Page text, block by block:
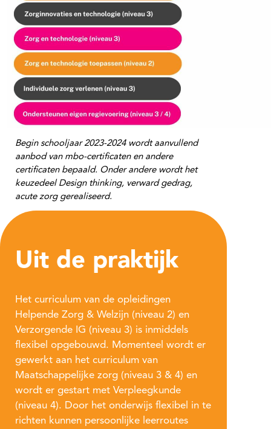
Uit de praktijk
Het curriculum van de opleidingen
Helpende Zorg & Welzijn (niveau 2) en
Verzorgende IG (niveau 3) is inmiddels
flexibel opgebouwd. Momenteel wordt er
gewerkt aan het curriculum van
Maatschappelijke zorg (niveau 3 & 4) en
wordt er gestart met Verpleegkunde
(niveau 4). Door het onderwijs flexibel in te
richten kunnen persoonlijke leerroutes
Begin schooljaar 2023-2024 wordt aanvullend
aanbod van mbo-certificaten en andere
certificaten bepaald. Onder andere wordt het
keuzedeel Design thinking, verward gedrag,
acute zorg gerealiseerd.